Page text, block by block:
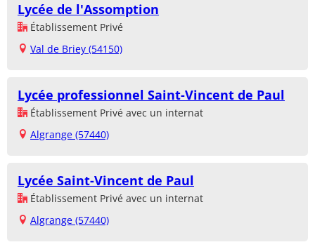
Lycée de l'Assomption
Établissement Privé
Val de Briey (54150)
Lycée professionnel Saint-Vincent de Paul
Établissement Privé avec un internat
Algrange (57440)
Lycée Saint-Vincent de Paul
Établissement Privé avec un internat
Algrange (57440)